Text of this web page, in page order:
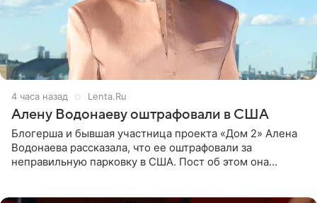
4 часа назад Lenta.Ru
Алену Водонаеву оштрафовали в США
Блогерша и бывшая участница проекта «Дом 2» Алена
Водонаева рассказала, что ее оштрафовали за
неправильную парковку в США. Пост об этом она